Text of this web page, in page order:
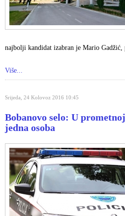
najbolji kandidat izabran je Mario
Više...
Srijeda, 24 Kolovoz 2016 10:45
Bobanovo selo: U
jedna osoba